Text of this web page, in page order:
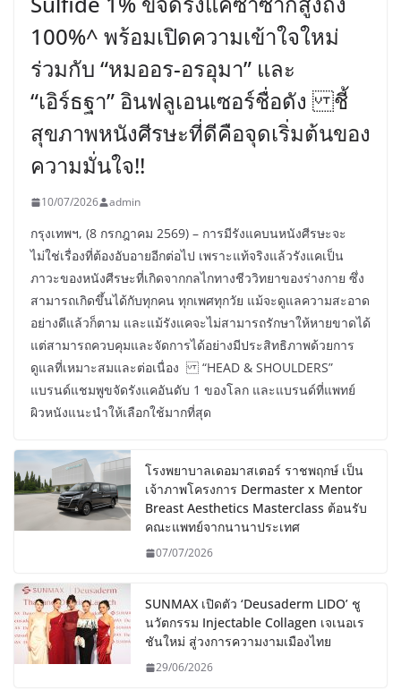
100%^ พร้อมเปิดความเข้าใจใหม่
ร่วมกับ “หมออร-อรอุมา” และ
“เอิร์ธฐา” อินฟลูเอนเซอร์ชื่อดัง ชี้
สุขภาพหนังศีรษะที่ดีคือจุดเริ่มต้นของ
ความมั่นใจ!!
10/07/2026 admin
กรุงเทพฯ, (8 กรกฎาคม 2569) – การมีรังแคบนหนังศีรษะจะ
ไม่ใช่เรื่องที่ต้องอับอายอีกต่อไป เพราะแท้จริงแล้วรังแคเป็น
ภาวะของหนังศีรษะที่เกิดจากกลไกทางชีววิทยาของร่างกาย ซึ่ง
สามารถเกิดขึ้นได้กับทุกคน ทุกเพศทุกวัย แม้จะดูแลความสะอาด
อย่างดีแล้วก็ตาม และแม้รังแคจะไม่สามารถรักษาให้หายขาดได้
แต่สามารถควบคุมและจัดการได้อย่างมีประสิทธิภาพด้วยการ
ดูแลที่เหมาะสมและต่อเนื่อง “HEAD & SHOULDERS”
แบรนด์แชมพูขจัดรังแคอันดับ 1 ของโลก และแบรนด์ที่แพทย์
ผิวหนังแนะนำให้เลือกใช้มากที่สุด
โรงพยาบาลเดอมาสเตอร์ ราชพฤกษ์ เป็น
เจ้าภาพโครงการ Dermaster x Mentor
Breast Aesthetics Masterclass ต้อนรับ
คณะแพทย์จากนานาประเทศ
07/07/2026
SUNMAX เปิดตัว ‘Deusaderm LIDO’ ชู
นวัตกรรม Injectable Collagen เจเนอเร
ชันใหม่ สู่วงการความงามเมืองไทย
29/06/2026